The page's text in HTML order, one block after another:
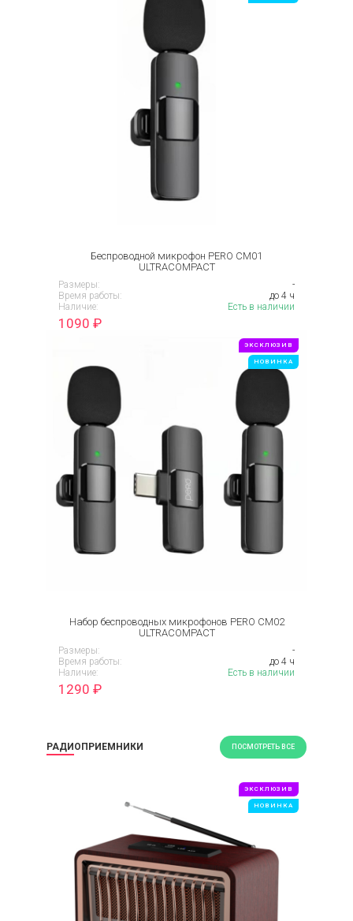
Беспроводной микрофон PERO CM01
ULTRACOMPACT
Размеры:
-
Время работы:
до 4 ч
Наличие:
Есть в наличии
1090 ₽
ЭКСКЛЮЗИВ
НОВИНКА
Набор беспроводных микрофонов PERO CM02
ULTRACOMPACT
Размеры:
-
Время работы:
до 4 ч
Наличие:
Есть в наличии
1290 ₽
РАДИОПРИЕМНИКИ ПОСМОТРЕТЬ ВСЕ
ЭКСКЛЮЗИВ
НОВИНКА